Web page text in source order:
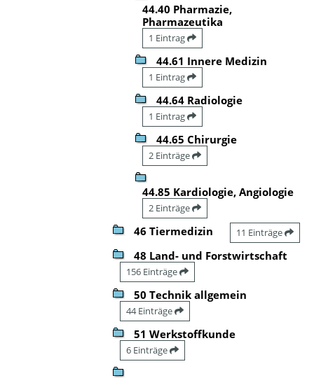
44.40 Pharmazie,
Pharmazeutika
1 Eintrag
44.61 Innere Medizin
1 Eintrag
44.64 Radiologie
1 Eintrag
44.65 Chirurgie
2 Einträge
44.85 Kardiologie, Angiologie
2 Einträge
46 Tiermedizin 11 Einträge
48 Land- und Forstwirtschaft
156 Einträge
50 Technik allgemein
44 Einträge
51 Werkstoffkunde
6 Einträge